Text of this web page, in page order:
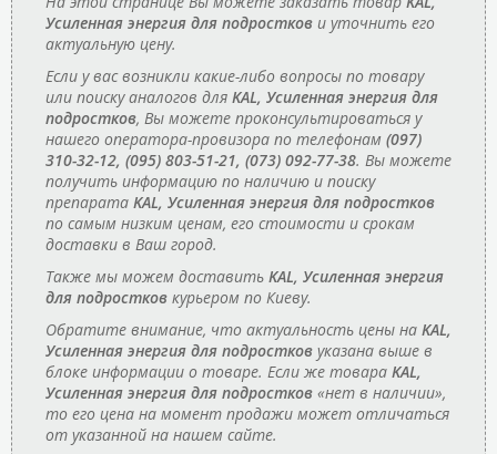
Усиленная энергия для подростков и уточнить его
актуальную цену.
Если у вас возникли какие-либо вопросы по товару
или поиску аналогов для KAL, Усиленная энергия для
подростков, Вы можете проконсультироваться у
нашего оператора-провизора по телефонам (097)
310-32-12, (095) 803-51-21, (073) 092-77-38. Вы можете
получить информацию по наличию и поиску
препарата KAL, Усиленная энергия для подростков
по самым низким ценам, его стоимости и срокам
доставки в Ваш город.
Также мы можем доставить KAL, Усиленная энергия
для подростков курьером по Киеву.
Обратите внимание, что актуальность цены на KAL,
Усиленная энергия для подростков указана выше в
блоке информации о товаре. Если же товара KAL,
Усиленная энергия для подростков «нет в наличии»,
то его цена на момент продажи может отличаться
от указанной на нашем сайте.